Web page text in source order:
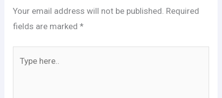
Your email address will not be published. Required
fields are marked*